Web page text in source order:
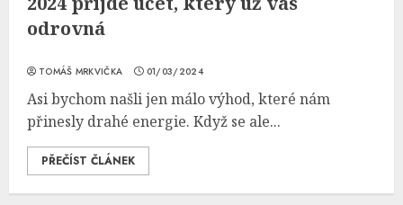
odrovná
TOMÁŠ MRKVIČKA 01/03/2024
Asi bychom našli jen málo výhod, které nám
přinesly drahé energie. Když se ale...
PŘEČÍST ČLÁNEK